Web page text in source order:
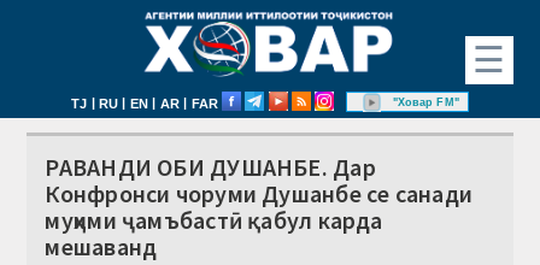
☰
TJ | RU | EN | AR | FAR "Ховар FM"
РАВАНДИ ОБИ ДУШАНБЕ. Дар
Конфронси чоруми Душанбе се санади
муҳими ҷамъбастӣ қабул карда
мешаванд